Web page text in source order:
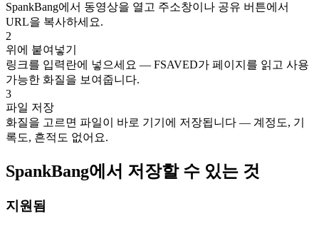
SpankBang에서 동영상을 열고 주소창이나 공유 버튼에서
URL을 복사하세요.
2
위에 붙여넣기
링크를 입력란에 넣으세요 — FSAVED가 페이지를 읽고 사용
가능한 화질을 보여줍니다.
3
파일 저장
화질을 고르면 파일이 바로 기기에 저장됩니다 — 계정도, 기
록도, 흔적도 없어요.
SpankBang에서 저장할 수 있는 것
지원됨